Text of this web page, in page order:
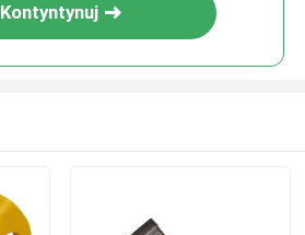
Kontyntynuj